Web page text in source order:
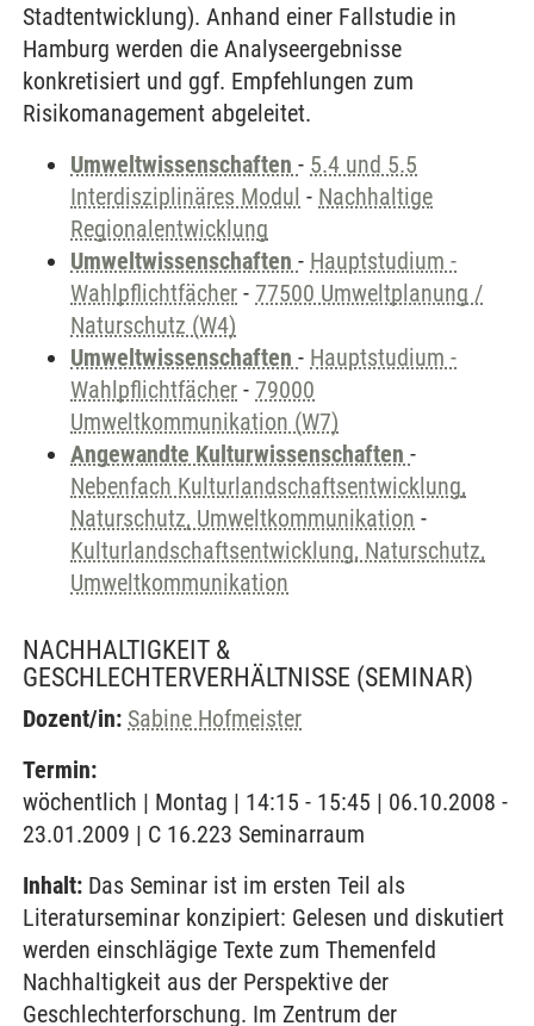
Stadtentwicklung). Anhand einer Fallstudie in
Hamburg werden die Analyseergebnisse
konkretisiert und ggf. Empfehlungen zum
Risikomanagement abgeleitet.
Umweltwissenschaften - 5.4 und 5.5
Interdisziplinäres Modul - Nachhaltige
Regionalentwicklung
Umweltwissenschaften - Hauptstudium -
Wahlpflichtfächer - 77500 Umweltplanung /
Naturschutz (W4)
Umweltwissenschaften - Hauptstudium -
Wahlpflichtfächer - 79000
Umweltkommunikation (W7)
Angewandte Kulturwissenschaften -
Nebenfach Kulturlandschaftsentwicklung,
Naturschutz, Umweltkommunikation -
Kulturlandschaftsentwicklung, Naturschutz,
Umweltkommunikation
NACHHALTIGKEIT &
GESCHLECHTERVERHÄLTNISSE (SEMINAR)
Dozent/in: Sabine Hofmeister
Termin:
wöchentlich | Montag | 14:15 - 15:45 | 06.10.2008 -
23.01.2009 | C 16.223 Seminarraum
Inhalt: Das Seminar ist im ersten Teil als
Literaturseminar konzipiert: Gelesen und diskutiert
werden einschlägige Texte zum Themenfeld
Nachhaltigkeit aus der Perspektive der
Geschlechterforschung. Im Zentrum der